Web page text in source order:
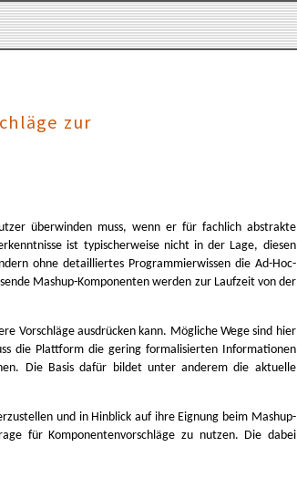
zur
überwinden muss, wenn er für fachlich abstrakte
ist typischerweise nicht in der Lage, diesen
ohne detailliertes Programmierwissen die Ad-Hoc-
Mashup-Komponenten werden zur Laufzeit von der
Vorschläge ausdrücken kann. Mögliche Wege sind hier
die Plattform die gering formalisierten Informationen
Die Basis dafür bildet unter anderem die aktuelle
und in Hinblick auf ihre Eignung beim Mashup-
für Komponentenvorschläge zu nutzen. Die dabei